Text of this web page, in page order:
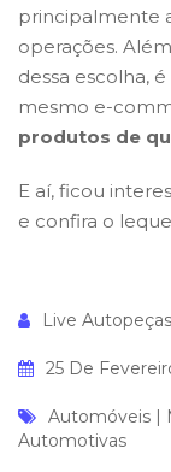
principalmente
operações.
dessa escolha,
mesmo e-
produtos de
E aí, ficou
e confira o
Live Autopeças
25 De
Automóveis |
Automotivas